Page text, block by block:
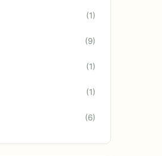
(1)
(9)
(1)
(1)
(6)